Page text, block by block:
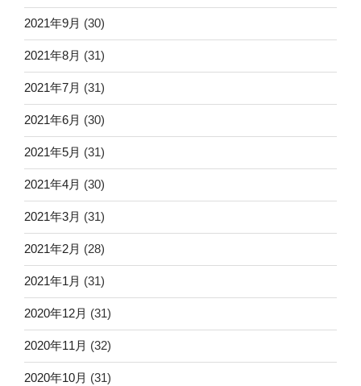
2021年9月 (30)
2021年8月 (31)
2021年7月 (31)
2021年6月 (30)
2021年5月 (31)
2021年4月 (30)
2021年3月 (31)
2021年2月 (28)
2021年1月 (31)
2020年12月 (31)
2020年11月 (32)
2020年10月 (31)